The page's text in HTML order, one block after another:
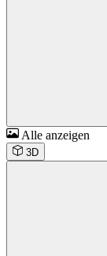
Alle anzeigen
3D